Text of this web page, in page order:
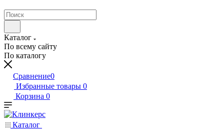
Каталог
По всему сайту
По каталогу
Сравнение0
Избранные товары 0
Корзина 0
Каталог